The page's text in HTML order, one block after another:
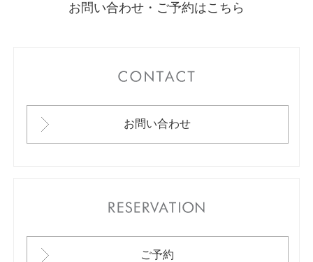
お問い合わせ・ご予約はこちら
お問い合わせ
ご予約